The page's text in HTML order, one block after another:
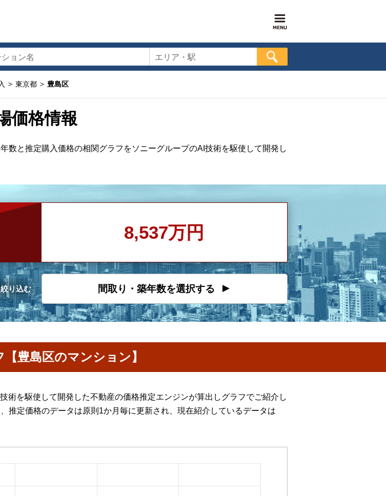
ョン名 エリア・駅
東京都 豊島区
価格情報
数と推定購入価格の相関グラフをソニーグループのAI技術を駆使して開発し
8,537万円
り込む 間取り・築年数を選択する
豊島区のマンション】
術を駆使して開発した不動産の価格推定エンジンが算出しグラフでご紹介し
推定価格のデータは原則1か月毎に更新され、現在紹介しているデータは